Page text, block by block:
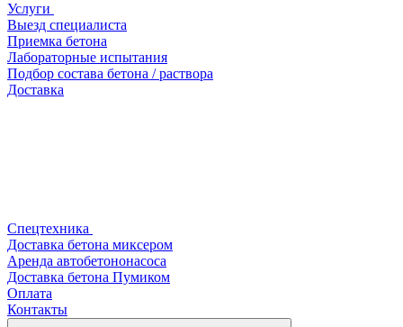
Услуги
Выезд специалиста
Приемка бетона
Лабораторные испытания
Подбор состава бетона / раствора
Доставка
Спецтехника
Доставка бетона миксером
Аренда автобетононасоса
Доставка бетона Пумиком
Оплата
Контакты